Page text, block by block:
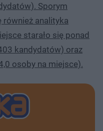
Sporym
również analityka
starało się ponad
kandydatów) oraz
osoby na miejsce).